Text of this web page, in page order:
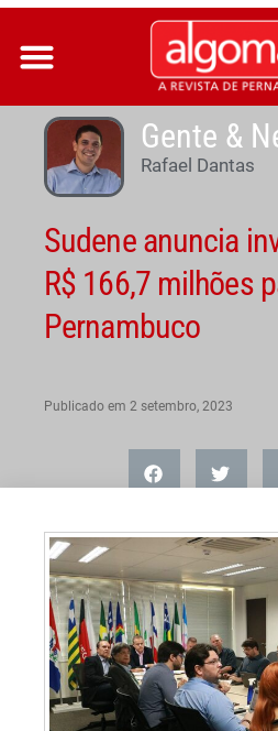
Ir
para
conteúdo
Gente &
Rafael Dantas
Sudene anuncia
R$ 166,7 milhões
Pernambuco
Publicado em 2 setembro, 2023